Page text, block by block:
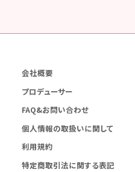
会社概要
プロデューサー
FAQ&お問い合わせ
個人情報の取扱いに関して
利用規約
特定商取引法に関する表記